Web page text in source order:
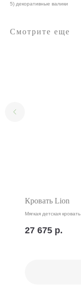
5) декоративные валики
Смотрите еще
Кровать Lion
Мягкая детская кровать
27 675 р.